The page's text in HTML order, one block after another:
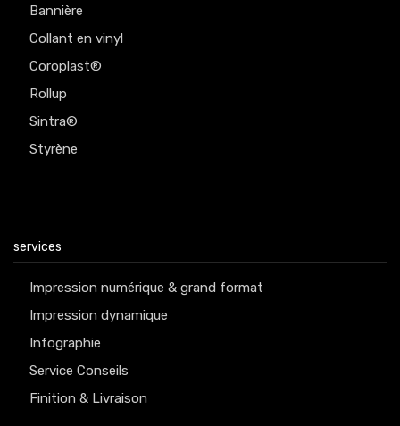
Bannière
Collant en vinyl
Coroplast®
Rollup
Sintra®
Styrène
services
Impression numérique & grand format
Impression dynamique
Infographie
Service Conseils
Finition & Livraison